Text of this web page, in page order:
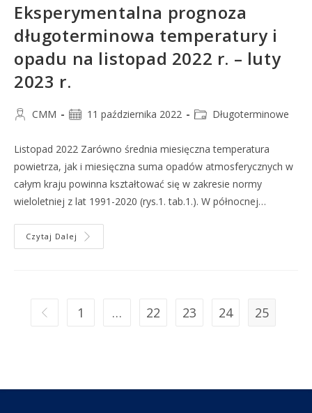
Eksperymentalna prognoza
długoterminowa temperatury i
opadu na listopad 2022 r. – luty
2023 r.
CMM 11 października 2022 Długoterminowe
Listopad 2022 Zarówno średnia miesięczna temperatura
powietrza, jak i miesięczna suma opadów atmosferycznych w
całym kraju powinna kształtować się w zakresie normy
wieloletniej z lat 1991-2020 (rys.1. tab.1.). W północnej…
Czytaj Dalej
1 … 22 23 24 25